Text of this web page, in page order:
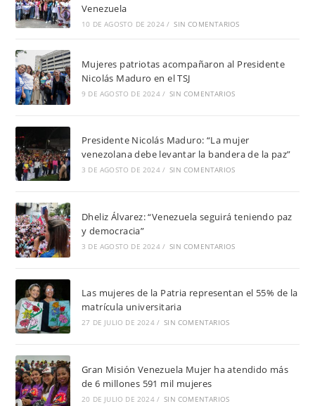
Venezuela
10 DE AGOSTO DE 2024 / SIN COMENTARIOS
Mujeres patriotas acompañaron al Presidente
Nicolás Maduro en el TSJ
9 DE AGOSTO DE 2024 / SIN COMENTARIOS
Presidente Nicolás Maduro: “La mujer
venezolana debe levantar la bandera de la paz”
3 DE AGOSTO DE 2024 / SIN COMENTARIOS
Dheliz Álvarez: “Venezuela seguirá teniendo paz
y democracia”
3 DE AGOSTO DE 2024 / SIN COMENTARIOS
Las mujeres de la Patria representan el 55% de la
matrícula universitaria
27 DE JULIO DE 2024 / SIN COMENTARIOS
Gran Misión Venezuela Mujer ha atendido más
de 6 millones 591 mil mujeres
20 DE JULIO DE 2024 / SIN COMENTARIOS